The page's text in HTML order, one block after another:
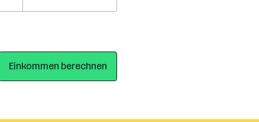
Einkommen berechnen